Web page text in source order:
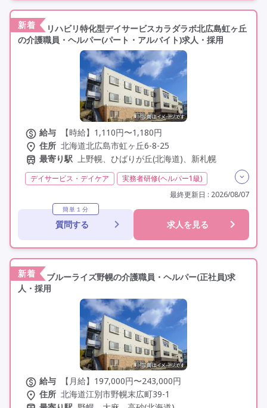
新着
リハビリ特化型デイサービスカラダラボ北広島虹ヶ丘
の介護職員・ヘルパー(パート・アルバイト)求人・採用
給与
【時給】1,110円〜1,180円
住所 北海道北広島市虹ヶ丘6-8-25
最寄り駅 上野幌、ひばりが丘(北海道)、新札幌
デイサービス・デイケア
実務者研修(ヘルパー1級)
非常勤
学歴不問
未経験歓迎
定年60歳以上 車通勤可 駅近
最終更新日 : 2026/08/07
簡単１分
質問する 求人を見る
新着
ブルーライズ野幌の介護職員・ヘルパー(正社員)求
人・採用
給与
【月給】197,000円〜243,000円
住所 北海道江別市野幌末広町39-1